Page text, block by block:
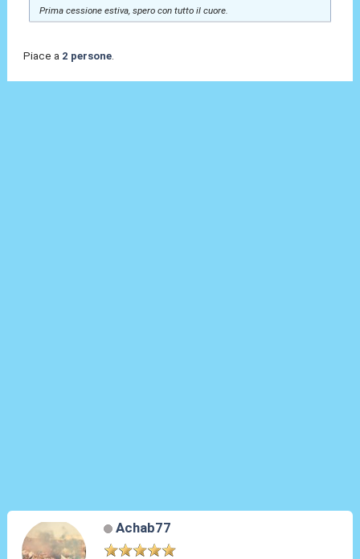
Prima cessione estiva, spero con tutto il cuore.
Piace a 2 persone.
Achab77